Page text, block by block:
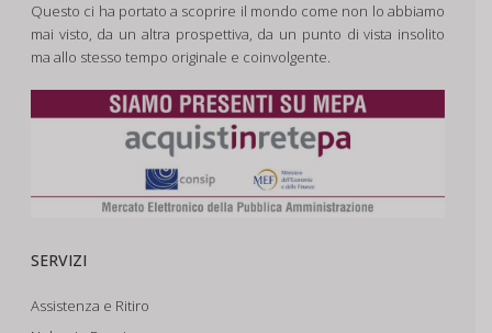
Questo ci ha portato a scoprire il mondo come non lo abbiamo
mai visto, da un altra prospettiva, da un punto di vista insolito
ma allo stesso tempo originale e coinvolgente.
SERVIZI
Assistenza e Ritiro